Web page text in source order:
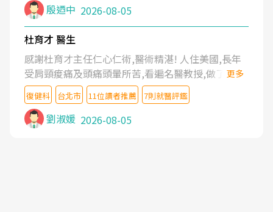
殷迺中 2026-08-05
杜育才 醫生
感謝杜育才主任仁心仁術,醫術精湛! 人住美國,長年
受肩頸痠痛及頭痛頭暈所苦,看遍名醫教授,做了各種
檢查,也嘗試過西醫打針,中醫針灸及物理徒手治療都
沒有用,後來連吃到嗎啡類止痛藥都效果有限,只是壓
症狀,沒多久就痛起來,多年失眠嚴重影響生活品質.
台灣親友介紹忠孝醫院杜育才主任是頸頭症候群專
更多
復健科 台北市 11位讀者推薦 7則就醫評鑑
劉淑媛 2026-08-05